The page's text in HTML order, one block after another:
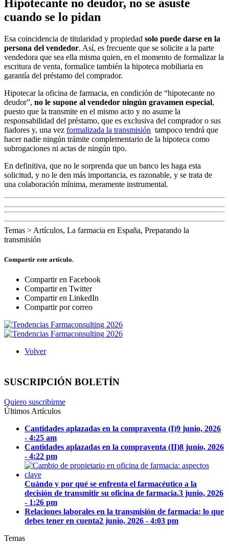
Hipotecante no deudor, no se asuste
cuando se lo pidan
Esa coincidencia de titularidad y propiedad solo puede darse en la
persona del vendedor. Así, es frecuente que se solicite a la parte
vendedora que sea ella misma quien, en el momento de formalizar la
escritura de venta, formalice también la hipoteca mobiliaria en
garantía del préstamo del comprador.
Hipotecar la oficina de farmacia, en condición de “hipotecante no
deudor”, no le supone al vendedor ningún gravamen especial,
puesto que la transmite en el mismo acto y no asume la
responsabilidad del préstamo, que es exclusiva del comprador o sus
fiadores y, una vez formalizada la transmisión tampoco tendrá que
hacer nadie ningún trámite complementario de la hipoteca como
subrogaciones ni actas de ningún tipo.
En definitiva, que no le sorprenda que un banco les haga esta
solicitud, y no le den más importancia, es razonable, y se trata de
una colaboración mínima, meramente instrumental.
Temas > Artículos, La farmacia en España, Preparando la
transmisión
Compartir este artículo.
Compartir en Facebook
Compartir en Twitter
Compartir en LinkedIn
Compartir por correo
Volver
SUSCRIPCIÓN BOLETÍN
Quiero suscribirme
Últimos Artículos
Cantidades aplazadas en la compraventa (I)9 junio, 2026
- 4:25 am
Cantidades aplazadas en la compraventa (II)8 junio, 2026
- 4:22 pm
Cuándo y por qué se enfrenta el farmacéutico a la
decisión de transmitir su oficina de farmacia.3 junio, 2026
- 1:26 pm
Relaciones laborales en la transmisión de farmacia: lo que
debes tener en cuenta2 junio, 2026 - 4:03 pm
Temas